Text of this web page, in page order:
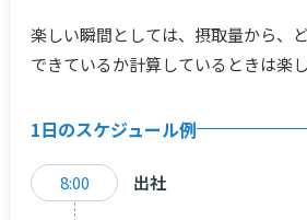
楽しい瞬間としては、摂取量から、
できているか計算しているときは楽
1日のスケジュール例
8:00 出社